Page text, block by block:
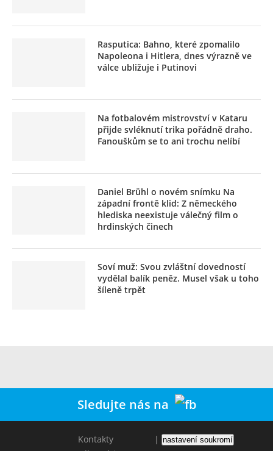
Rasputica: Bahno, které zpomalilo
Napoleona i Hitlera, dnes výrazně ve
válce ubližuje i Putinovi
Na fotbalovém mistrovství v Kataru
přijde svléknutí trika pořádně draho.
Fanouškům se to ani trochu nelíbí
Daniel Brühl o novém snímku Na
západní frontě klid: Z německého
hlediska neexistuje válečný film o
hrdinských činech
Soví muž: Svou zvláštní dovedností
vydělal balík peněz. Musel však u toho
šíleně trpět
Sledujte nás na
Kontakty
| nastavení soukromí